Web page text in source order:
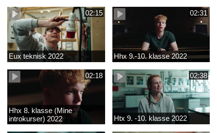
02:15
Eux teknisk 2022
02:31
Hhx 9.-10. klasse 2022
02:18
Hhx 8. klasse (Mine
introkurser) 2022
02:38
Htx 9. -10. klasse 2022